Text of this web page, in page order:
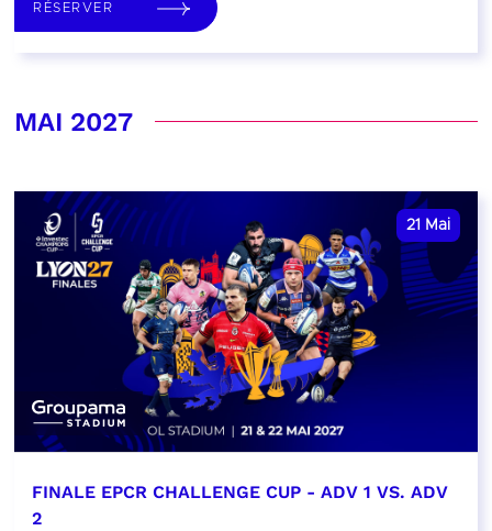
RÉSERVER
MAI 2027
21 Mai
FINALE EPCR CHALLENGE CUP - ADV 1 VS. ADV
2